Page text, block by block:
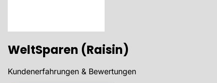
WeltSparen (Raisin)
Kundenerfahrungen & Bewertungen